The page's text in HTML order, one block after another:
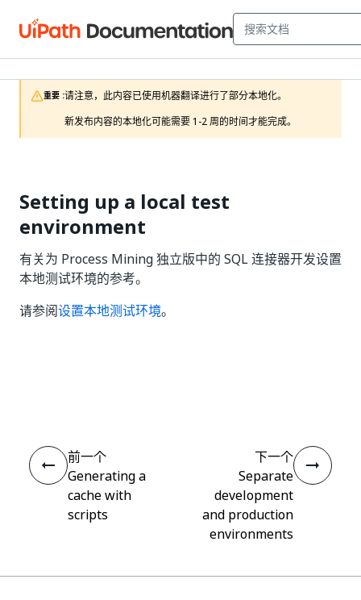
重要 :请注意，此内容已使用机器翻译进行了部分本地化。
新发布内容的本地化可能需要 1-2 周的时间才能完成。
Setting up a local test
environment
有关为 Process Mining 独立版中的 SQL 连接器开发设置
本地测试环境的参考。
请参阅设置本地测试环境。
前一个
Generating a
cache with
scripts
下一个
Separate
development
and production
environments